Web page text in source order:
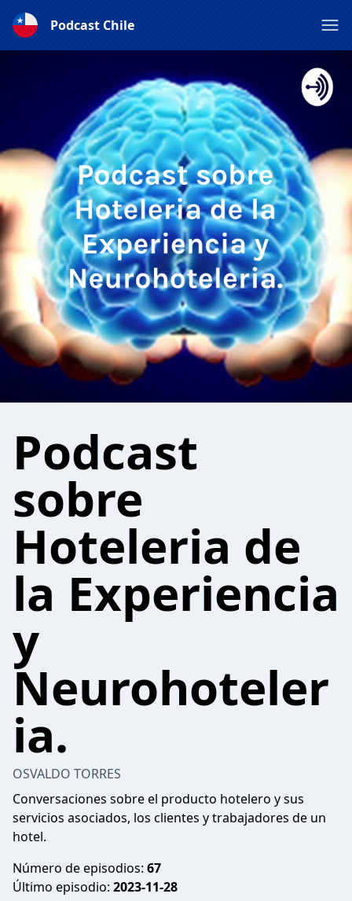
Podcast Chile
Podcast
sobre
Hoteleria de
la Experiencia
y
Neurohoteler
ia.
OSVALDO TORRES
Conversaciones sobre el producto hotelero y sus
servicios asociados, los clientes y trabajadores de un
hotel.
Número de episodios: 67
Último episodio: 2023-11-28